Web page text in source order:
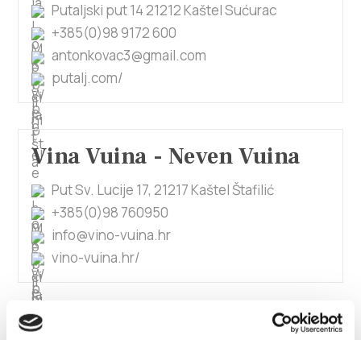
Putaljski put 14 21212 Kaštel Sućurac
+385(0)98 9172 600
antonkovac3@gmail.com
putalj.com/
Vina Vuina - Neven Vuina
Put Sv. Lucije 17, 21217 Kaštel Štafilić
+385(0)98 760950
info@vino-vuina.hr
vino-vuina.hr/